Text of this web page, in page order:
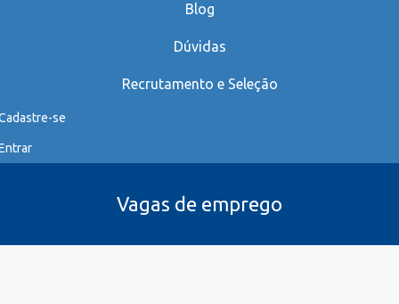
Blog
Dúvidas
Recrutamento e Seleção
se
Vagas de emprego